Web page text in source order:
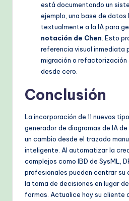
está documentando un
ejemplo, una base de
textualmente a la IA para
notación de Chen . Esto
referencia visual inmediata
migración o refactorización
desde cero.
Conclusión
La incorporación de 11 nuevos
generador de diagramas de IA
un cambio desde el trazado
inteligente. Al automatizar la
complejos como IBD de SysML,
profesionales pueden centrar su
la toma de decisiones en lugar
formas. Actualice hoy su cliente